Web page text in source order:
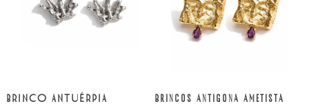
BRINCO ANTUÉRPIA Brincos Antigona Ametista